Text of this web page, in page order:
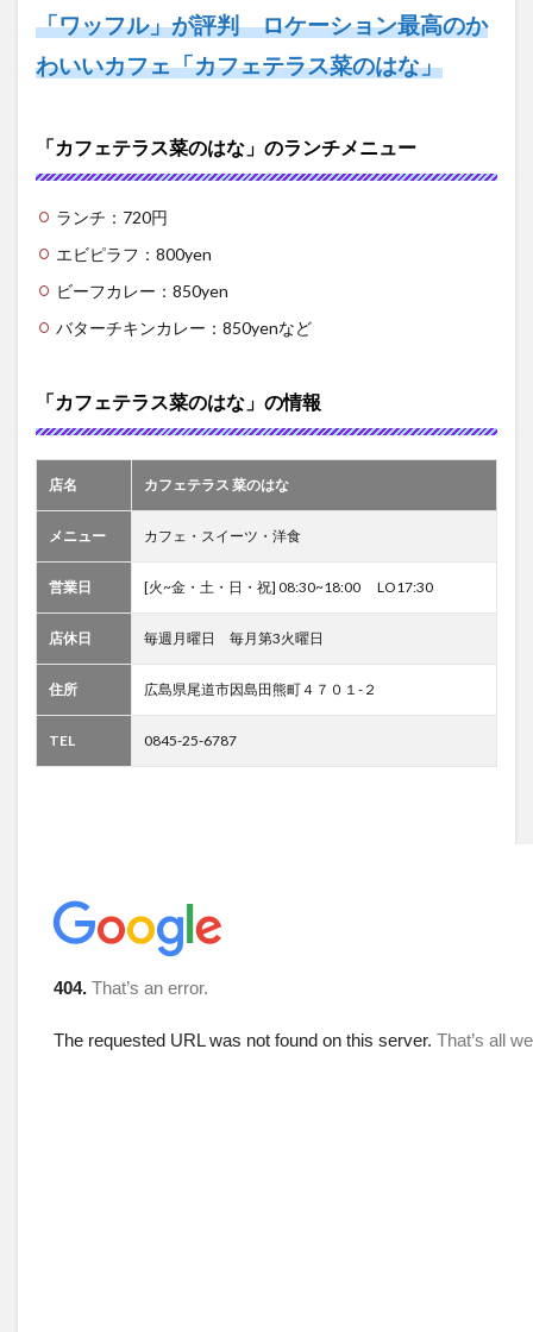
「ワッフル」が評判 ロケーション最高のか
わいいカフェ「カフェテラス菜のはな」
「カフェテラス菜のはな」のランチメニュー
ランチ：720円
エビピラフ：800yen
ビーフカレー：850yen
バターチキンカレー：850yenなど
「カフェテラス菜のはな」の情報
店名 カフェテラス 菜のはな
メニュー カフェ・スイーツ・洋食
営業日 [火~金・土・日・祝] 08:30~18:00 LO17:30
店休日 毎週月曜日 毎月第3火曜日
住所 広島県尾道市因島田熊町４７０１-２
TEL 0845-25-6787